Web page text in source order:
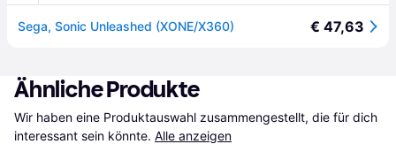
Sega, Sonic Unleashed (XONE/X360) € 47,63
Ähnliche Produkte
Wir haben eine Produktauswahl zusammengestellt, die für dich
interessant sein könnte. Alle anzeigen